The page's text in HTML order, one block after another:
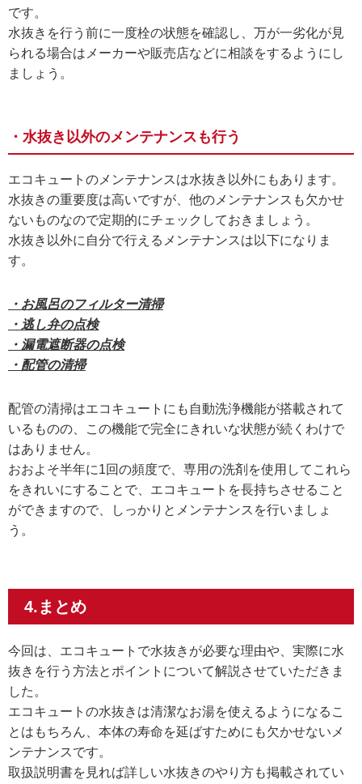
です。
水抜きを行う前に一度栓の状態を確認し、万が一劣化が見
られる場合はメーカーや販売店などに相談をするようにし
ましょう。
・水抜き以外のメンテナンスも行う
エコキュートのメンテナンスは水抜き以外にもあります。
水抜きの重要度は高いですが、他のメンテナンスも欠かせ
ないものなので定期的にチェックしておきましょう。
水抜き以外に自分で行えるメンテナンスは以下になりま
す。
・お風呂のフィルター清掃
・逃し弁の点検
・漏電遮断器の点検
・配管の清掃
配管の清掃はエコキュートにも自動洗浄機能が搭載されて
いるものの、この機能で完全にきれいな状態が続くわけで
はありません。
おおよそ半年に1回の頻度で、専用の洗剤を使用してこれら
をきれいにすることで、エコキュートを長持ちさせること
ができますので、しっかりとメンテナンスを行いましょ
う。
4.まとめ
今回は、エコキュートで水抜きが必要な理由や、実際に水
抜きを行う方法とポイントについて解説させていただきま
した。
エコキュートの水抜きは清潔なお湯を使えるようになるこ
とはもちろん、本体の寿命を延ばすためにも欠かせないメ
ンテナンスです。
取扱説明書を見れば詳しい水抜きのやり方も掲載されてい